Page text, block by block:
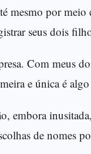
mesmo por
seus dois
Com meus
e única é
embora
de nomes